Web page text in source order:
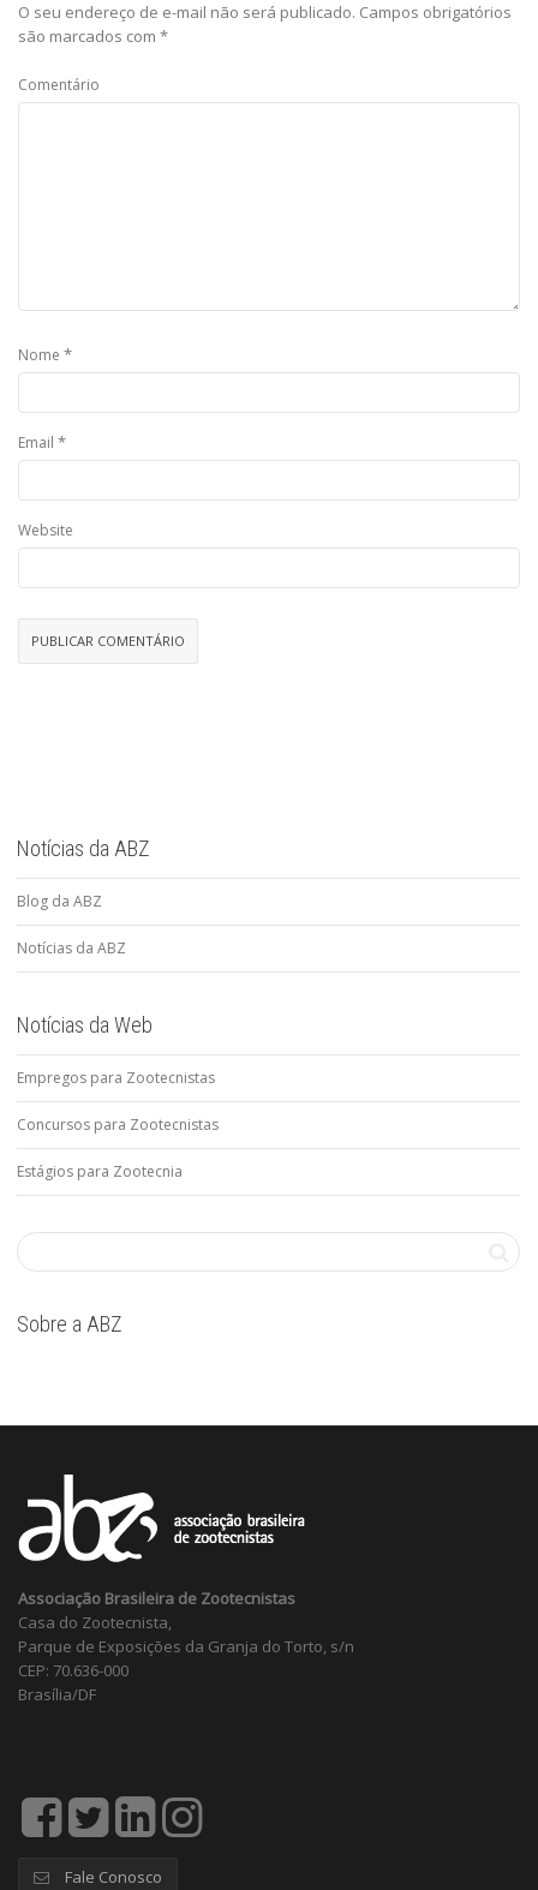
O seu endereço de e-mail não será publicado. Campos obrigatórios
são marcados com *
Comentário
Nome *
Email *
Website
Notícias da ABZ
Blog da ABZ
Notícias da ABZ
Notícias da Web
Empregos para Zootecnistas
Concursos para Zootecnistas
Estágios para Zootecnia
Sobre a ABZ
Associação Brasileira de Zootecnistas
Casa do Zootecnista,
Parque de Exposições da Granja do Torto, s/n
CEP: 70.636-000
Brasília/DF
Fale Conosco